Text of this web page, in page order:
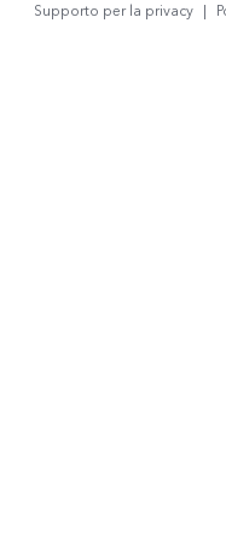
Supporto per la privacy |